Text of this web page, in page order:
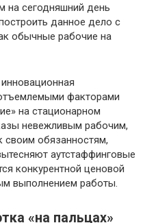
на сегодняшний день
данное дело с
обычные рабочие на
факторами
на стационарном
невежливым рабочим,
своим обязанностям,
аутстаффинговые
конкурентной ценовой
выполнением работы.
«на пальцах»